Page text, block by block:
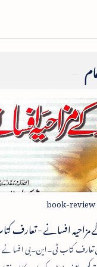
مزاحیہ افسانے - تعارف
تعارف کتاب ٹی۔این۔بی